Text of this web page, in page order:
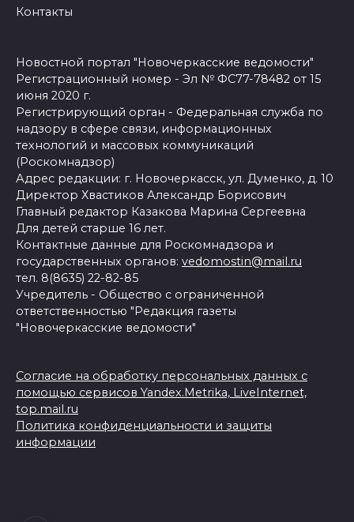
Контакты
Новостной портал "Новочеркасские ведомости"
Регистрационный номер - Эл № ФС77-78482 от 15
июня 2020 г.
Регистрирующий орган - Федеральная служба по
надзору в сфере связи, информационных
технологий и массовых коммуникаций
(Роскомнадзор)
Адрес редакции: г. Новочеркасск, ул. Думенко, д. 10
Директор Хвастиков Александр Борисович
Главный редактор Казакова Марина Сергеевна
Для детей старше 16 лет.
Контактные данные для Роскомнадзора и
государственных органов: vedomostin@mail.ru
тел. 8(8635) 22-82-85
Учредитель - Общество с ограниченной
ответственностью "Редакция газеты
"Новочеркасские ведомости"
Согласие на обработку персональных данных с
помощью сервисов Yandex.Metrika, LiveInternet,
top.mail.ru
Политика конфиденциальности и защиты
информации